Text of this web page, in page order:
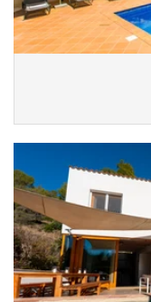
tranquilidad de su
se encuentran a poca
Tenga en cuenta que
Electrodoméstico
Cocina totalmente
En el exterior
Barbacoa de carbón
Barbacoa de gas
Jardín
Terraza(s)